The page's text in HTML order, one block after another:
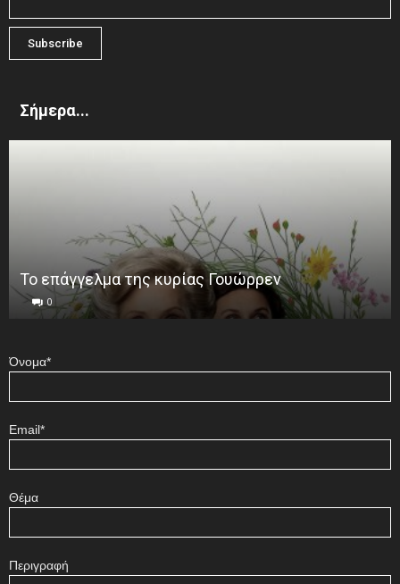
Σήμερα...
Το επάγγελμα της κυρίας Γουώρρεν
0
Όνομα*
Email*
Θέμα
Περιγραφή